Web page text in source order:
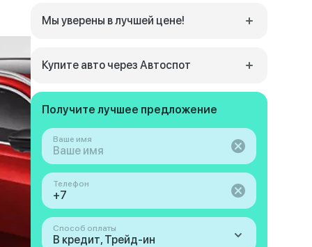
Мы уверены в лучшей цене!
Купите авто через Автоспот
Получите лучшее предложение
Ваше имя
Телефон
Способ оплаты
В кредит, Трейд-ин